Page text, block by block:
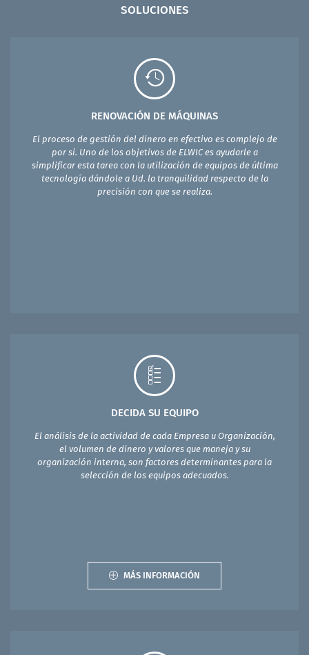
SOLUCIONES
RENOVACIÓN DE MÁQUINAS
El proceso de gestión del dinero en efectivo es complejo de
por si. Uno de los objetivos de ELWIC es ayudarle a
simplificar esta tarea con la utilización de equipos de última
tecnología dándole a Ud. la tranquilidad respecto de la
precisión con que se realiza.
DECIDA SU EQUIPO
El análisis de la actividad de cada Empresa u Organización,
el volumen de dinero y valores que maneja y su
organización interna, son factores determinantes para la
selección de los equipos adecuados.
MÁS INFORMACIÓN